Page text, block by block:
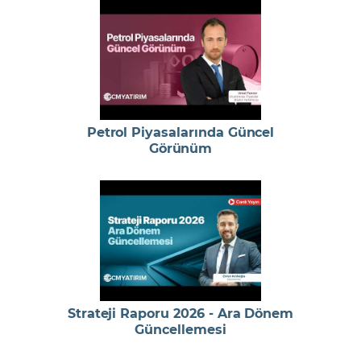
Petrol Piyasalarında Güncel
Görünüm
Strateji Raporu 2026 - Ara Dönem
Güncellemesi